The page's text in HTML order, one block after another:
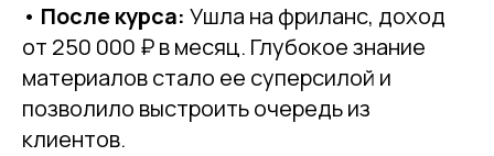
• После курса: Ушла на фриланс, доход
от 250 000 ₽ в месяц. Глубокое знание
материалов стало ее суперсилой и
позволило выстроить очередь из
клиентов.